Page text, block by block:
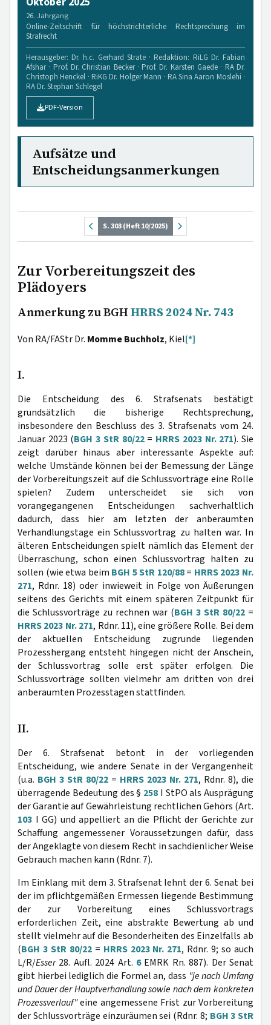
26. Jahrgang
Online-Zeitschrift für höchstrichterliche Rechtsprechung im
Strafrecht
Herausgeber: Dr. h.c. Gerhard Strate · Redaktion: RiLG Dr. Fabian
Afshar · Prof. Dr. Christian Becker · Prof. Dr. Karsten Gaede · RA Dr.
Christoph Henckel · RiKG Dr. Holger Mann · RA Sina Aaron Moslehi ·
RA Dr. Stephan Schlegel
PDF-Version
Aufsätze und
Entscheidungsanmerkungen
S. 303 (Heft 10/2025)
Zur Vorbereitungszeit des
Plädoyers
Anmerkung zu BGHHRRS 2024 Nr. 743
Von RA/FAStr Dr. Momme Buchholz, Kiel[*]
I.
Die Entscheidung des 6. Strafsenats bestätigt
grundsätzlich die bisherige Rechtsprechung,
insbesondere den Beschluss des 3. Strafsenats vom 24.
Januar 2023 (BGH 3 StR 80/22= HRRS 2023 Nr. 271). Sie
zeigt darüber hinaus aber interessante Aspekte auf:
welche Umstände können bei der Bemessung der Länge
der Vorbereitungszeit auf die Schlussvorträge eine Rolle
spielen? Zudem unterscheidet sie sich von
vorangegangenen Entscheidungen sachverhaltlich
dadurch, dass hier am letzten der anberaumten
Verhandlungstage ein Schlussvortrag zu halten war. In
älteren Entscheidungen spielt nämlich das Element der
Überraschung, schon einen Schlussvortrag halten zu
sollen (wie etwa beim BGH 5 StR 120/88= HRRS 2023 Nr.
271, Rdnr. 18) oder inwieweit in Folge von Äußerungen
seitens des Gerichts mit einem späteren Zeitpunkt für
die Schlussvorträge zu rechnen war (BGH 3 StR 80/22 =
HRRS 2023 Nr. 271, Rdnr. 11), eine größere Rolle. Bei dem
der aktuellen Entscheidung zugrunde liegenden
Prozesshergang entsteht hingegen nicht der Anschein,
der Schlussvortrag solle erst später erfolgen. Die
Schlussvorträge sollten vielmehr am dritten von drei
anberaumten Prozesstagen stattfinden.
II.
Der 6. Strafsenat betont in der vorliegenden
Entscheidung, wie andere Senate in der Vergangenheit
(u.a. BGH 3 StR 80/22 = HRRS 2023 Nr. 271, Rdnr. 8), die
überragende Bedeutung des § 258 I StPO als Ausprägung
der Garantie auf Gewährleistung rechtlichen Gehörs (Art.
103 I GG) und appelliert an die Pflicht der Gerichte zur
Schaffung angemessener Voraussetzungen dafür, dass
der Angeklagte von diesem Recht in sachdienlicher Weise
Gebrauch machen kann (Rdnr. 7).
Im Einklang mit dem 3. Strafsenat lehnt der 6. Senat bei
der im pflichtgemäßen Ermessen liegende Bestimmung
der zur Vorbereitung eines Schlussvortrags
erforderlichen Zeit, eine abstrakte Bewertung ab und
stellt vielmehr auf die Besonderheiten des Einzelfalls ab
(BGH 3 StR 80/22= HRRS 2023 Nr. 271, Rdnr. 9; so auch
L/R/Esser28. Aufl. 2024 Art. 6EMRK Rn. 887). Der Senat
gibt hierbei lediglich die Formel an, dass "je nach Umfang
und Dauer der Hauptverhandlung sowie nach dem konkreten
Prozessverlauf"eine angemessene Frist zur Vorbereitung
der Schlussvorträge einzuräumen sei (Rdnr. 8; BGH 3 StR